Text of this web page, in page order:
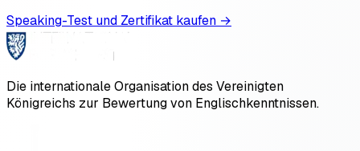
Speaking-Test und Zertifikat kaufen →
Die internationale Organisation des Vereinigten
Königreichs zur Bewertung von Englischkenntnissen.